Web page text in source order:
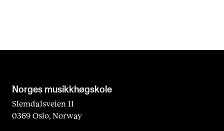
Norges musikk­høgskole
Slemdalsveien 11
0369 Oslo, Norway